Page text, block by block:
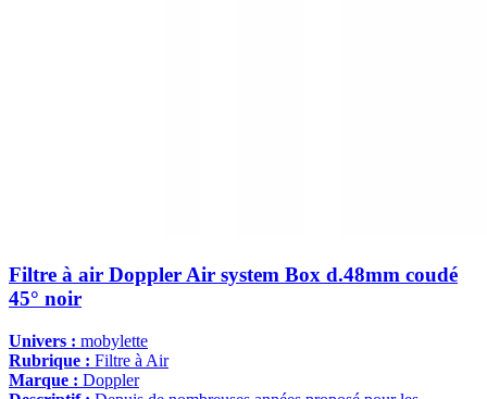
Filtre à air Doppler Air system Box d.48mm coudé
45° noir
Univers : mobylette
Rubrique : Filtre à Air
Marque : Doppler